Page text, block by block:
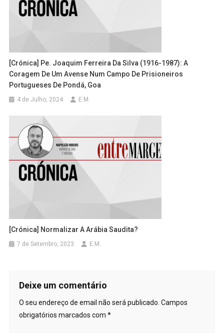
[Crónica] Pe. Joaquim Ferreira Da Silva (1916-1987): A
Coragem De Um Avense Num Campo De Prisioneiros
Portugueses De Pondá, Goa
4 de Julho, 2024 E.M.
[Crónica] Normalizar A Arábia Saudita?
7 de Setembro, 2023 E.M.
Deixe um comentário
O seu endereço de email não será publicado. Campos
obrigatórios marcados com *